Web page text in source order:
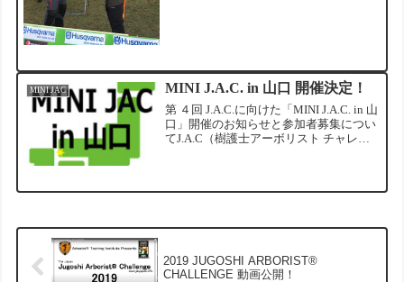
MINI JAC MINI J.A.C. in 山口 開催決定！
第 ４回 J.A.C.に向けた「MINI J.A.C. in 山
口」開催のお知らせと参加者募集につい
てJ.A.C（樹護士アーボリスト チャレン
2019 JUGOSHI ARBORIST®︎
CHALLENGE 動画公開！